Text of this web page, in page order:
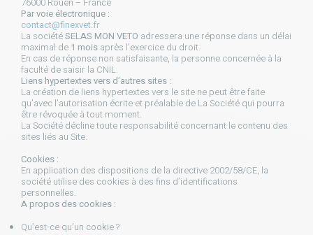
Par voie électronique :
contact@finexvet.fr
La sociétéSELAS MON VETO adressera une réponse dans un délai
maximal de 1 mois après l’exercice du droit.
En cas de réponse non satisfaisante, la personne concernée à la
faculté de saisir la CNIL.
Liens hypertextes vers d’autres sites :
La création de liens hypertextes vers le site ne peut être faite
qu’avec l’autorisation écrite et préalable de La Société qui pourra
être révoquée à tout moment.
La Société décline toute responsabilité concernant le contenu des
sites liés au Site.
Cookies :
En application des dispositions de la directive 2002/58/CE, la
société utilise des cookies à des fins d’identifications
personnelles.
A propos des cookies :
Qu’est-ce qu’un cookie ?